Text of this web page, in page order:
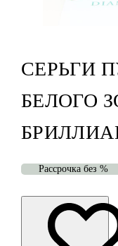
СЕРЬГИ
БЕЛОГО
Рассрочка без %